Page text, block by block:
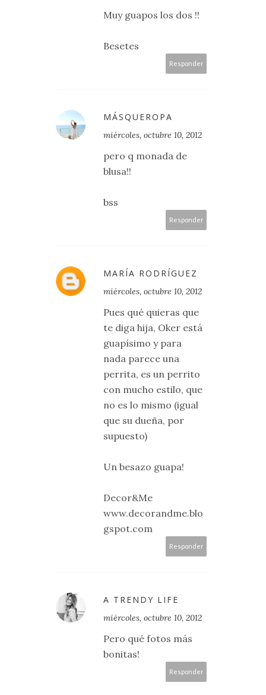
Muy guapos los dos !!
Besetes
Responder
MÁSQUEROPA
miércoles, octubre 10, 2012
pero q monada de
blusa!!
bss
Responder
MARÍA RODRÍGUEZ
miércoles, octubre 10, 2012
Pues qué quieras que
te diga hija, Oker está
guapísimo y para
nada parece una
perrita, es un perrito
con mucho estilo, que
no es lo mismo (igual
que su dueña, por
supuesto)
Un besazo guapa!
Decor&Me
www.decorandme.blo
gspot.com
Responder
A TRENDY LIFE
miércoles, octubre 10, 2012
Pero qué fotos más
bonitas!
Responder